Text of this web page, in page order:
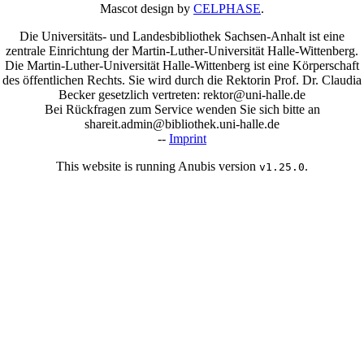
Mascot design by CELPHASE.
Die Universitäts- und Landesbibliothek Sachsen-Anhalt ist eine
zentrale Einrichtung der Martin-Luther-Universität Halle-Wittenberg.
Die Martin-Luther-Universität Halle-Wittenberg ist eine Körperschaft
des öffentlichen Rechts. Sie wird durch die Rektorin Prof. Dr. Claudia
Becker gesetzlich vertreten: rektor@uni-halle.de
Bei Rückfragen zum Service wenden Sie sich bitte an
shareit.admin@bibliothek.uni-halle.de
-- Imprint
This website is running Anubis version v1.25.0.